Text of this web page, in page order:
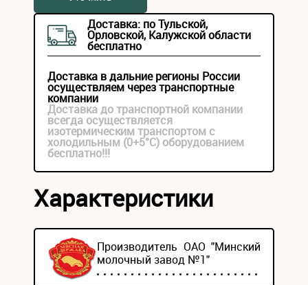
Доставка: по Тульской,
Орловской, Калужской области
бесплатно
Доставка в дальние регионы России
осуществляем через транспортные
компании
Доставка до транспортной компании
всегда осуществляется
изотермическим транспортом с
холодильным (0+5°С) оборудованием
бесплатно!!!
Характеристики
Производитель ОАО "Минский
молочный завод №1"